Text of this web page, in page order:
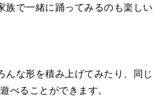
族で一緒に踊ってみるのも楽しい
な形を積み上げてみたり、同じ
ることができます。